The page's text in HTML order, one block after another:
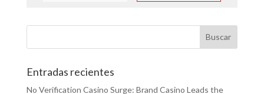
Entradas recientes
No Verification Casino Surge: Brand Casino Leads the